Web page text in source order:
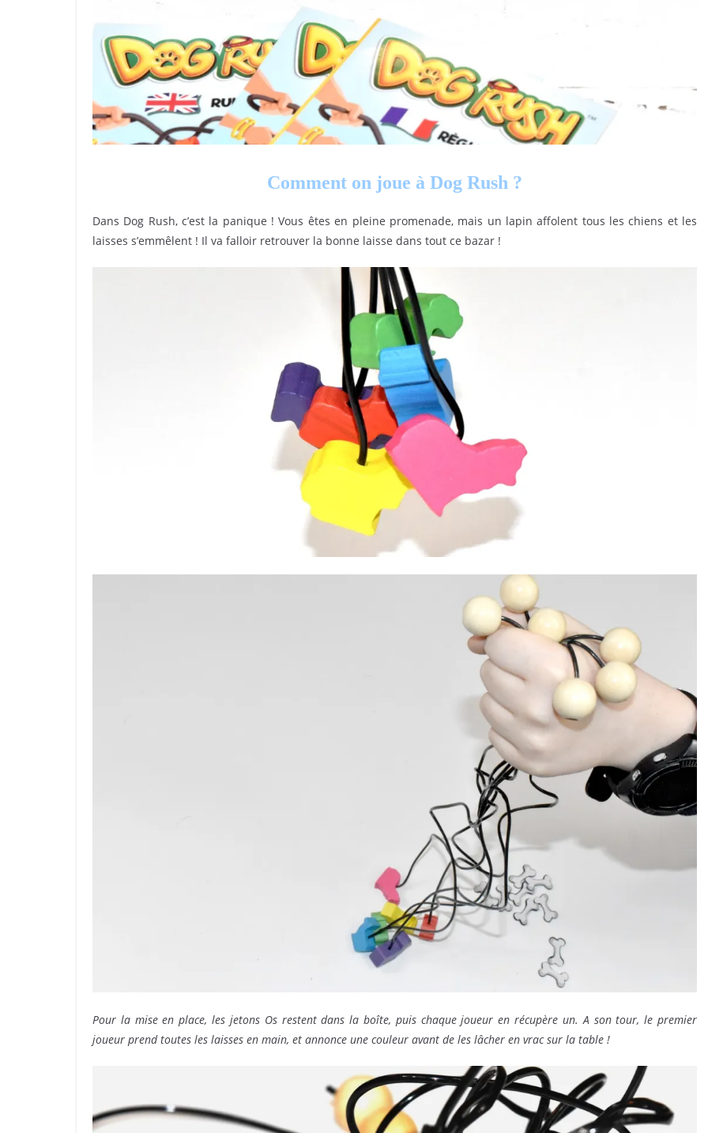
Comment on joue à Dog Rush ?
Dans Dog Rush, c’est la panique ! Vous êtes en pleine promenade, mais un lapin affolent tous les chiens et les
laisses s’emmêlent ! Il va falloir retrouver la bonne laisse dans tout ce bazar !
Pour la mise en place, les jetons Os restent dans la boîte, puis chaque joueur en récupère un. A son tour, le premier
joueur prend toutes les laisses en main, et annonce une couleur avant de les lâcher en vrac sur la table !